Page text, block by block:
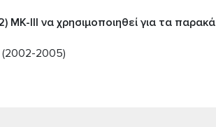
MK-III να χρησιμοποιηθεί για τα
(2002-2005)